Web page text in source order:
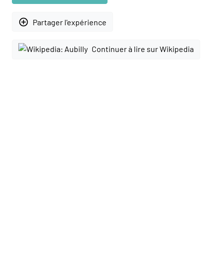
add_circle_outline Partager l'expérience
Continuer à lire sur Wikipedia